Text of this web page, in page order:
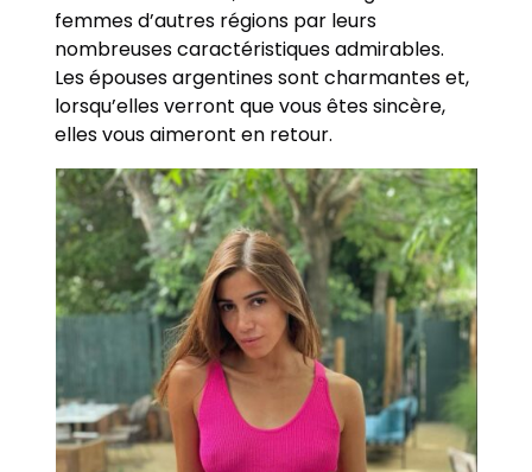
femmes d’autres régions par leurs
nombreuses caractéristiques admirables.
Les épouses argentines sont charmantes et,
lorsqu’elles verront que vous êtes sincère,
elles vous aimeront en retour.